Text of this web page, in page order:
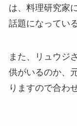
は、料理研究家
話題になってい
また、リュウジ
供がいるのか、
りますので合わ